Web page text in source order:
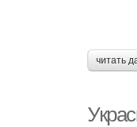
читать